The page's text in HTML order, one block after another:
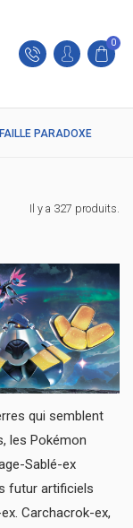
0
PARADOXE
Il y a 327 produits.
qui semblent
les Pokémon
Sablé-ex
futur artificiels
Carchacrok-ex,